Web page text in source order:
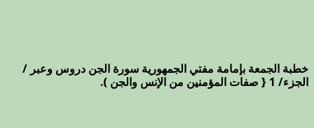
خطبة الجمعة بإمامة مفتي الجمهورية سورة الجن دروس وعبر /
الجزء/ 1 { صفات المؤمنين من الإنس والجن ).